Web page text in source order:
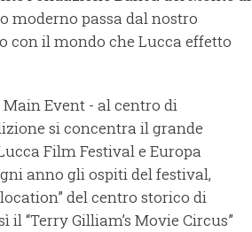
moderno passa dal nostro
con il mondo che Lucca effetto
Event - al centro di
si concentra il grande
Film Festival e Europa
anno gli ospiti del festival,
del centro storico di
“Terry Gilliam’s Movie Circus”